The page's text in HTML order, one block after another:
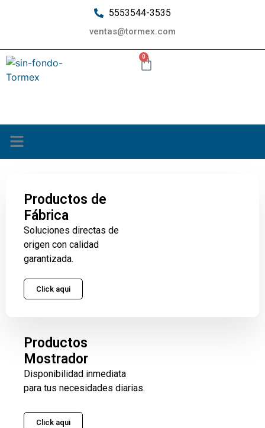
5553544-3535
ventas@tormex.com
0
Productos de
Fábrica
Soluciones directas de
origen con calidad
garantizada.
Click aqui
Productos
Mostrador
Disponibilidad inmediata
para tus necesidades diarias.
Click aqui